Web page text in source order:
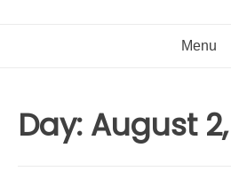
Menu
Day: August